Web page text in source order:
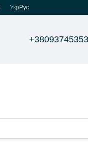
Укр Рус